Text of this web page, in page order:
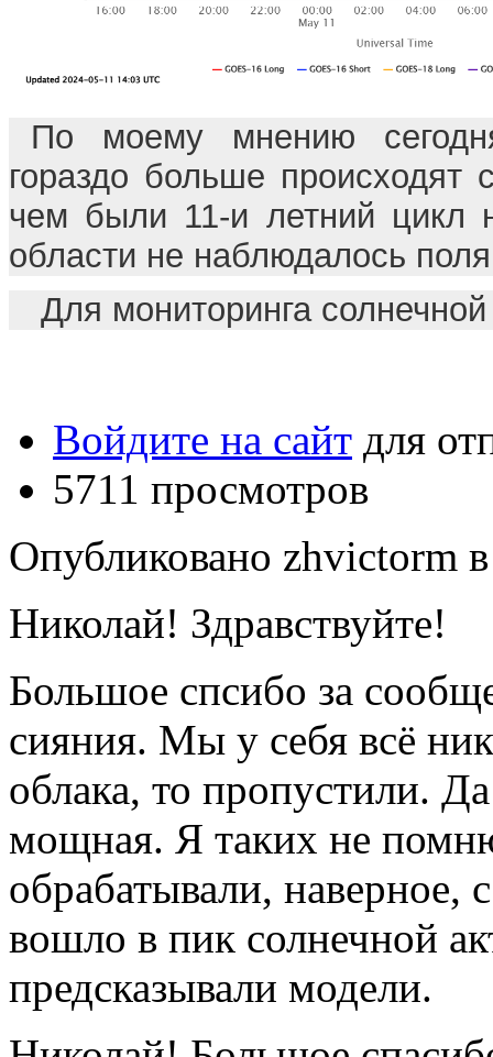
По моему мнению
гораздо больше
чем были 11-и летний цикл
области не наблюдалось
Для мониторинга
Войдите на сайт для
5711 просмотров
Опубликовано zhvictorm
Николай! Здравствуйте!
Большое спсибо за
сияния. Мы у себя всё
облака, то пропустили.
мощная. Я таких не
обрабатывали,
вошло в пик солнечной
предсказывали модели.